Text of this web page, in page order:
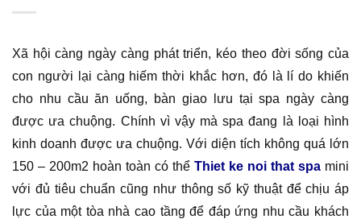
Xã hội càng ngày càng phát triển, kéo theo đời sống của
con người lại càng hiếm thời khắc hơn, đó là lí do khiến
cho nhu cầu ăn uống, bàn giao lưu tại spa ngày càng
được ưa chuộng. Chính vì vậy mà spa đang là loại hình
kinh doanh được ưa chuộng. Với diện tích không quá lớn
150 – 200m2 hoàn toàn có thể Thiet ke noi that spa mini
với đủ tiêu chuẩn cũng như thông số kỹ thuật để chịu áp
lực của một tòa nhà cao tầng để đáp ứng nhu cầu khách